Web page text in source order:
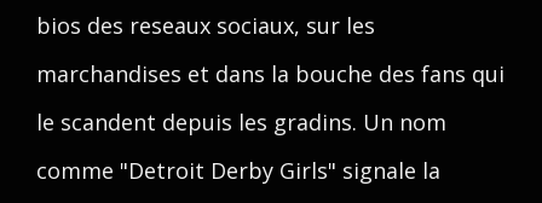
bios des reseaux sociaux, sur les
marchandises et dans la bouche des fans qui
le scandent depuis les gradins. Un nom
comme "Detroit Derby Girls" signale la